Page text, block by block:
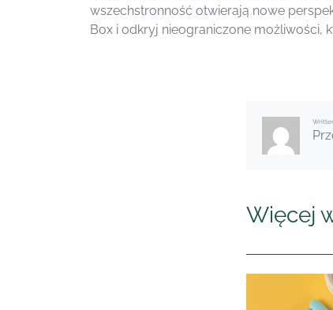
wszechstronność otwierają nowe
Box i odkryj nieograniczone możliwości,
Więcej